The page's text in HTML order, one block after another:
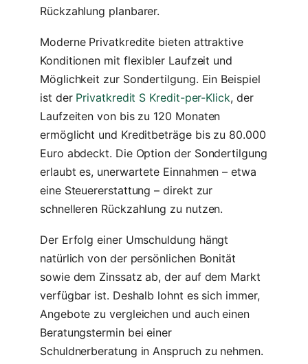
Rückzahlung planbarer.
Moderne Privatkredite bieten attraktive
Konditionen mit flexibler Laufzeit und
Möglichkeit zur Sondertilgung. Ein Beispiel
ist der Privatkredit S Kredit-per-Klick, der
Laufzeiten von bis zu 120 Monaten
ermöglicht und Kreditbeträge bis zu 80.000
Euro abdeckt. Die Option der Sondertilgung
erlaubt es, unerwartete Einnahmen – etwa
eine Steuererstattung – direkt zur
schnelleren Rückzahlung zu nutzen.
Der Erfolg einer Umschuldung hängt
natürlich von der persönlichen Bonität
sowie dem Zinssatz ab, der auf dem Markt
verfügbar ist. Deshalb lohnt es sich immer,
Angebote zu vergleichen und auch einen
Beratungstermin bei einer
Schuldnerberatung in Anspruch zu nehmen.